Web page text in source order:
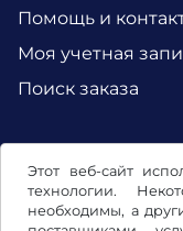
Этот веб-сайт
технологии.
необходимы, а
Помощь и
Моя учетная
Поиск заказа
Facebook